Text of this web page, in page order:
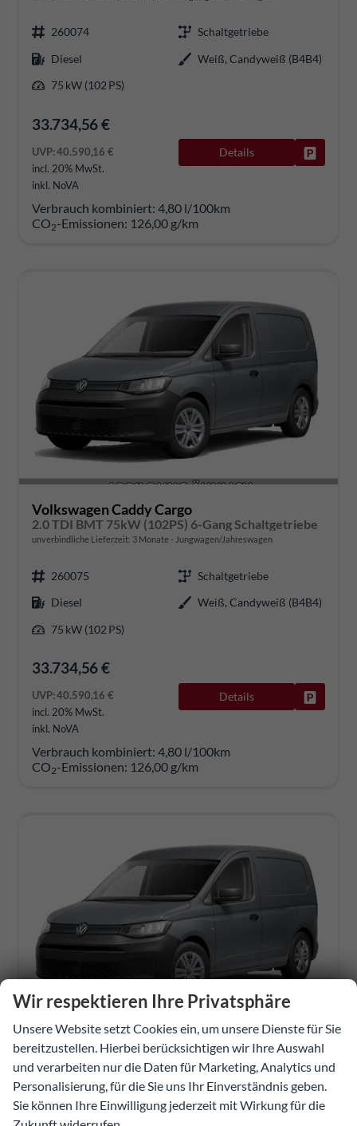
260074
Schaltgetriebe
Diesel
Weiß, Candyweiß (B4B4)
75 kW (102 PS)
33.734,56 €
UVP:40.590,16 €
incl. 20% MwSt.
inkl. NoVA
Details
Verbrauch kombiniert: 4,80 l/100km
CO2-Emissionen: 126,00 g/km
Volkswagen Caddy Cargo
2.0 TDI BMT 75kW (102PS) 6-Gang Schaltgetriebe
unverbindliche Lieferzeit: 3 Monate Jungwagen/Jahreswagen
260075
Schaltgetriebe
Diesel
Weiß, Candyweiß (B4B4)
75 kW (102 PS)
33.734,56 €
UVP:40.590,16 €
incl. 20% MwSt.
inkl. NoVA
Details
Verbrauch kombiniert: 4,80 l/100km
CO2-Emissionen: 126,00 g/km
Volkswagen Caddy Cargo
Basis (Basis) 2.0 TDI BMT 75kW (102PS) 6-Gang Schaltgetriebe
unverbindliche Lieferzeit:3 Monate Neuwagen
260076
Wir respektieren Ihre Privatsphäre
Unsere Website setzt Cookies ein, um unsere Dienste für Sie
bereitzustellen. Hierbei berücksichtigen wir Ihre Auswahl
und verarbeiten nur die Daten für Marketing, Analytics und
Personalisierung, für die Sie uns Ihr Einverständnis geben.
Sie können Ihre Einwilligung jederzeit mit Wirkung für die